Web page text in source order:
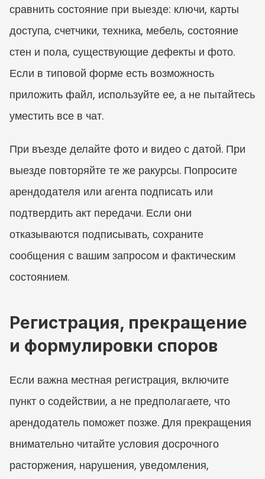
сравнить состояние при выезде: ключи, карты
доступа, счетчики, техника, мебель, состояние
стен и пола, существующие дефекты и фото.
Если в типовой форме есть возможность
приложить файл, используйте ее, а не пытайтесь
уместить все в чат.
При въезде делайте фото и видео с датой. При
выезде повторяйте те же ракурсы. Попросите
арендодателя или агента подписать или
подтвердить акт передачи. Если они
отказываются подписывать, сохраните
сообщения с вашим запросом и фактическим
состоянием.
Регистрация, прекращение
и формулировки споров
Если важна местная регистрация, включите
пункт о содействии, а не предполагаете, что
арендодатель поможет позже. Для прекращения
внимательно читайте условия досрочного
расторжения, нарушения, уведомления,